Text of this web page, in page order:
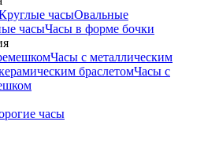
часыОвальные
часыЧасы в форме бочки
Часы с металлическим
браслетомЧасы с
часы